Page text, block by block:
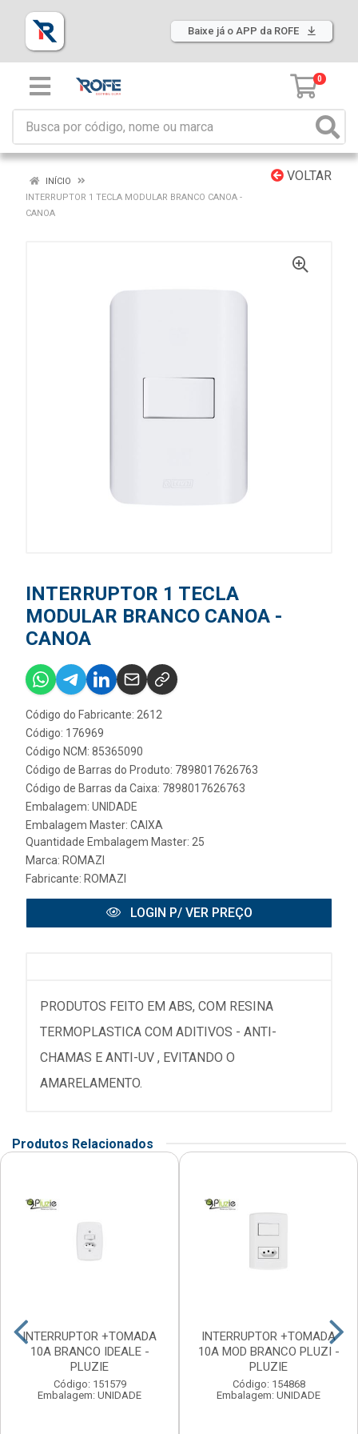
Baixe já o APP da ROFE
0
VOLTAR
INÍCIO
INTERRUPTOR 1 TECLA MODULAR BRANCO CANOA -
CANOA
INTERRUPTOR 1 TECLA
MODULAR BRANCO CANOA -
CANOA
Código do Fabricante: 2612
Código: 176969
Código NCM: 85365090
Código de Barras do Produto: 7898017626763
Código de Barras da Caixa: 7898017626763
Embalagem: UNIDADE
Embalagem Master: CAIXA
Quantidade Embalagem Master: 25
Marca: ROMAZI
Fabricante: ROMAZI
LOGIN P/ VER PREÇO
PRODUTOS FEITO EM ABS, COM RESINA
TERMOPLASTICA COM ADITIVOS - ANTI-
CHAMAS E ANTI-UV , EVITANDO O
AMARELAMENTO.
Produtos Relacionados
INTERRUPTOR +TOMADA
10A BRANCO IDEALE -
PLUZIE
Código: 151579
Embalagem: UNIDADE
INTERRUPTOR +TOMADA
10A MOD BRANCO PLUZI -
PLUZIE
Código: 154868
Embalagem: UNIDADE